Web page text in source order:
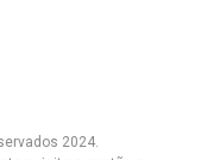
2024.